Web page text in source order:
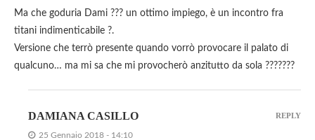
Ma che goduria Dami ??? un ottimo impiego, è un incontro fra
titani indimenticabile ?.
Versione che terrò presente quando vorrò provocare il palato di
qualcuno… ma mi sa che mi provocherò anzitutto da sola ???????
DAMIANA CASILLO
25 Gennaio 2018 - 14:10
REPLY